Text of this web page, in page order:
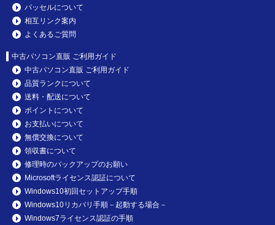
パッセルについて
相互リンク案内
よくあるご質問
中古パソコン直販 ご利用ガイド
中古パソコン直販 ご利用ガイド
品質ランクについて
送料・配送について
ポイントについて
お支払いについて
無償交換について
領収書について
修理時のバックアップのお願い
Microsoftライセンス認証について
Windows10初回セットアップ手順
Windows10リカバリ手順－起動する場合－
Windows7ライセンス認証の手順